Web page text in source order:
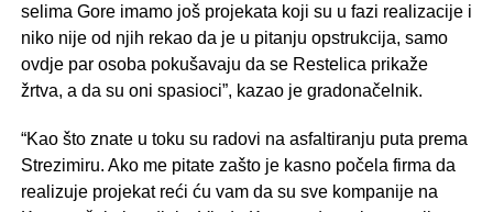
selima Gore imamo još projekata koji su u fazi realizacije i
niko nije od njih rekao da je u pitanju opstrukcija, samo
ovdje par osoba pokušavaju da se Restelica prikaže
žrtva, a da su oni spasioci”, kazao je gradonačelnik.
“Kao što znate u toku su radovi na asfaltiranju puta prema
Strezimiru. Ako me pitate zašto je kasno počela firma da
realizuje projekat reći ću vam da su sve kompanije na